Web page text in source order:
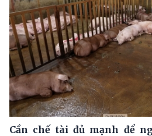
Cần chế tài đủ mạnh để